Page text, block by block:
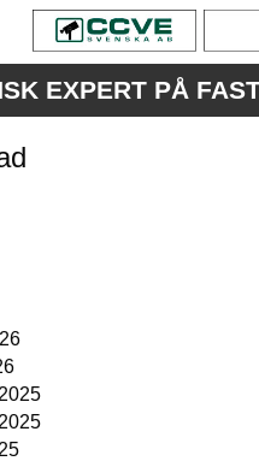
EXPERT PÅ